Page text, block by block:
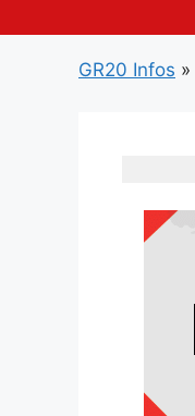
GR20 Infos »